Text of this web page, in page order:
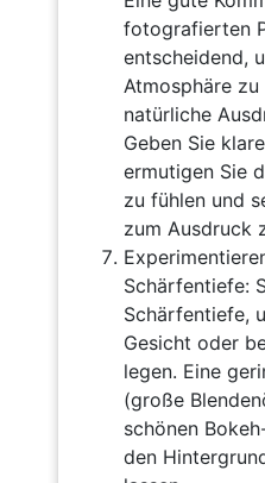
fotografierten
entscheidend,
Atmosphäre
natürliche
Geben Sie
ermutigen Sie
zu fühlen und
zum Ausdruck
Schärfentiefe:
Schärfentiefe,
Gesicht oder
legen. Eine
(große
schönen
den